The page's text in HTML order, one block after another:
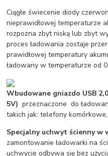
Ciągłe świecenie diody
nieprawidłowej temperaturze
rozpozna zbyt niską lub zbyt
proces ładowania zostaje
prawidłowej temperatury
ładowany w temperaturze od
Wbudowane gniazdo USB
5V)przeznaczone do
takich jak: telefony
Specjalny uchwyt ścienny w
zamontowanie ładowarki na
uchwycie odbywa się bez